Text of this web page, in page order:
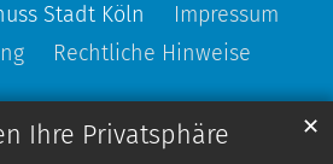
Ihre Privatsphäre ✕
Stadt Köln
Impressum
Rechtliche Hinweise